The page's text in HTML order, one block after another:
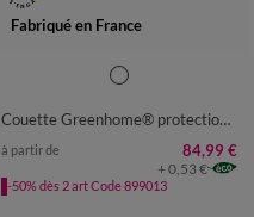
Fabriqué en France
Couette Greenhome® protection 3 en 1 - 500 g/m²
à partir de 84,99 €
+ 0,53 €
-50% dès 2 art Code 899013